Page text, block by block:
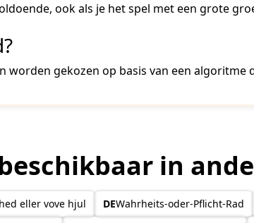
ook als je het spel met een grote
worden gekozen op basis van een algoritme
in
eller vove hjul DEWahrheits-oder-Pflicht-Rad